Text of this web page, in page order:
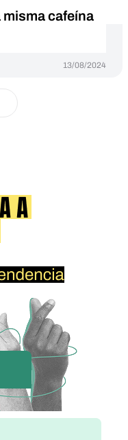
misma cafeína
13/08/2024